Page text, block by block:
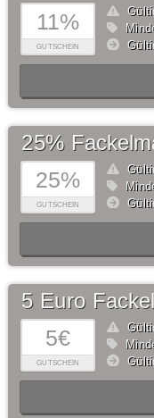
11%
GUTSCHEIN
25%
GUTSCHEIN
25%
5€
GUTSCHEIN
5 Euro